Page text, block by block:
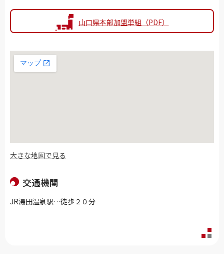
山口県本部加盟単組（PDF）
大きな地図で見る
交通機関
JR湯田温泉駅…徒歩２０分